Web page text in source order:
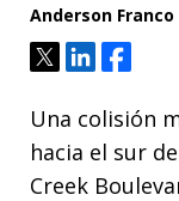
Anderson Franco
TweetShareShare
Una colisión
hacia el sur
Creek